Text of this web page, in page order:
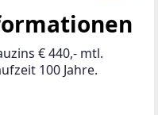
€ 440,- mtl.
100 Jahre.